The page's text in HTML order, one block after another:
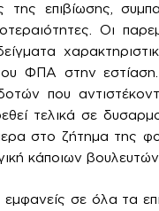
επιβίωσης,
Οι
ΦΠΑ στην
που
τελικά σε
στο ζήτημα της
κάποιων βουλευτών
εμφανείς σε όλα τα